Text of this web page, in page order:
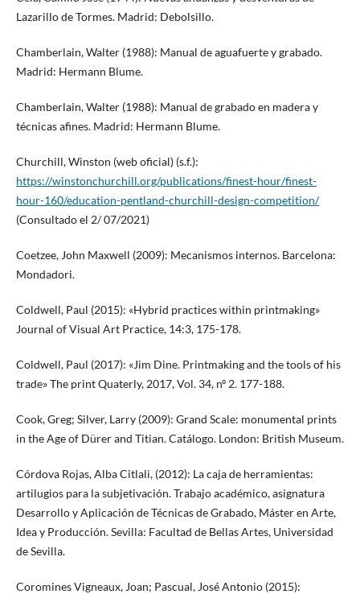
Lazarillo de Tormes. Madrid: Debolsillo.
Chamberlain, Walter (1988): Manual de aguafuerte y grabado.
Madrid: Hermann Blume.
Chamberlain, Walter (1988): Manual de grabado en madera y
técnicas afines. Madrid: Hermann Blume.
Churchill, Winston (web oficial) (s.f.):
https://winstonchurchill.org/publications/finest-hour/finest-
hour-160/education-pentland-churchill-design-competition/
(Consultado el 2/ 07/2021)
Coetzee, John Maxwell (2009): Mecanismos internos. Barcelona:
Mondadori.
Coldwell, Paul (2015): «Hybrid practices within printmaking»
Journal of Visual Art Practice, 14:3, 175-178.
Coldwell, Paul (2017): «Jim Dine. Printmaking and the tools of his
trade» The print Quaterly, 2017, Vol. 34, nº 2. 177-188.
Cook, Greg; Silver, Larry (2009): Grand Scale: monumental prints
in the Age of Dürer and Titian. Catálogo. London: British Museum.
Córdova Rojas, Alba Citlali, (2012): La caja de herramientas:
artilugios para la subjetivación. Trabajo académico, asignatura
Desarrollo y Aplicación de Técnicas de Grabado, Máster en Arte,
Idea y Producción. Sevilla: Facultad de Bellas Artes, Universidad
de Sevilla.
Coromines Vigneaux, Joan; Pascual, José Antonio (2015):